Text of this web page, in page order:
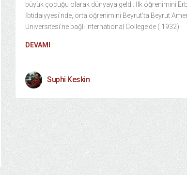
büyük çocuğu olarak dünyaya geldi. İlk öğrenimini
İbtidaiyyesi’nde, orta öğrenimini Beyrut’ta Beyrut
Üniversitesi’ne bağlı International College’de ( 1932)
DEVAMI
Suphi Keskin